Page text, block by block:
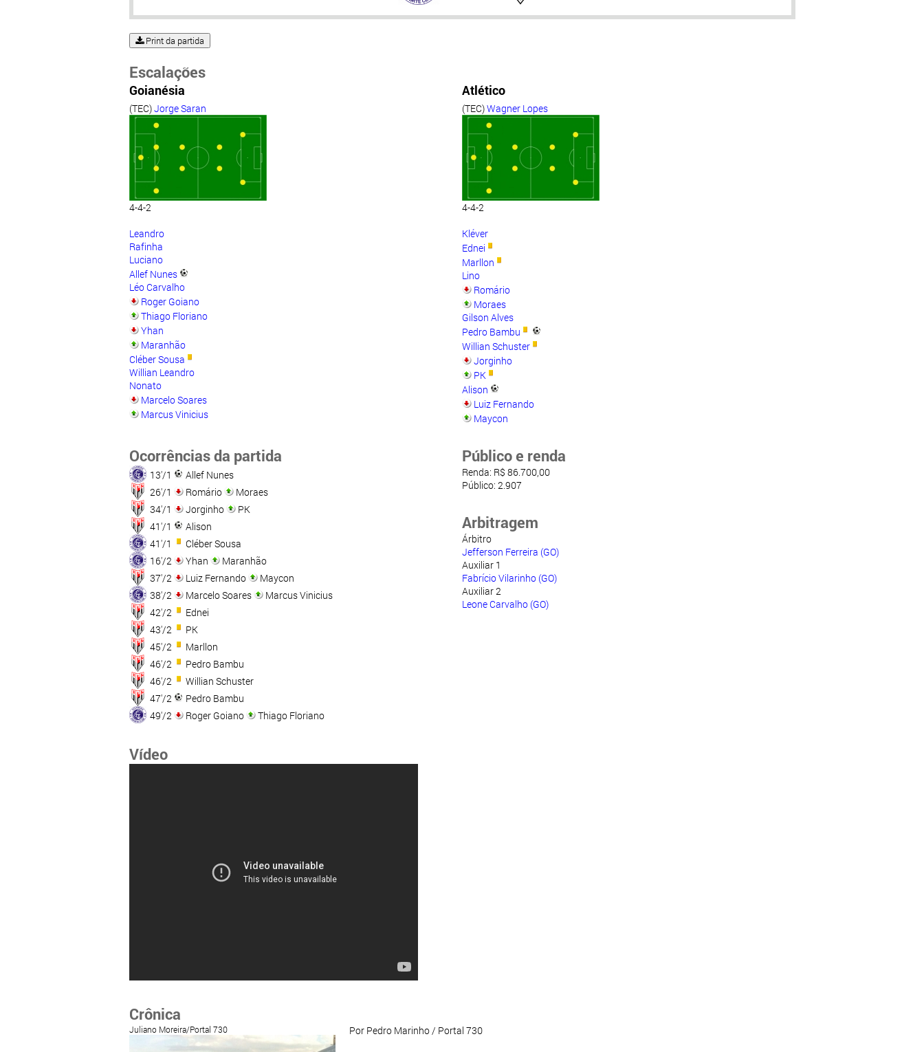
Print da partida
Escalações
Goianésia
(TEC)Jorge Saran
4-4-2
Leandro
Rafinha
Luciano
Allef Nunes
Léo Carvalho
Roger Goiano
Thiago Floriano
Yhan
Maranhão
Cléber Sousa
Willian Leandro
Nonato
Marcelo Soares
Marcus Vinicius
Atlético
(TEC)Wagner Lopes
4-4-2
Kléver
Ednei
Marllon
Lino
Romário
Moraes
Gilson Alves
Pedro Bambu
Willian Schuster
Jorginho
PK
Alison
Luiz Fernando
Maycon
Ocorrências da partida
13'/1
Allef Nunes
26'/1
Romário
Moraes
34'/1
Jorginho
PK
41'/1
Alison
41'/1
Cléber Sousa
16'/2
Yhan
Maranhão
37'/2
Luiz Fernando
Maycon
38'/2
Marcelo Soares
Marcus Vinicius
42'/2
Ednei
43'/2
PK
45'/2
Marllon
46'/2
Pedro Bambu
46'/2
Willian Schuster
47'/2
Pedro Bambu
49'/2
Roger Goiano Thiago Floriano
Público e renda
Renda: R$ 86.700,00
Público: 2.907
Arbitragem
Árbitro
Jefferson Ferreira (GO)
Auxiliar 1
Fabrício Vilarinho (GO)
Auxiliar 2
Leone Carvalho (GO)
Vídeo
Crônica
Juliano Moreira/Portal 730
Por Pedro Marinho / Portal 730